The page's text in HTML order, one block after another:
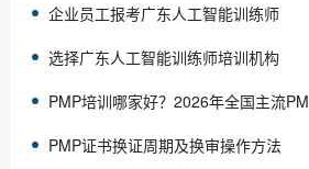
企业员工报考广东人工智能训练师
选择广东人工智能训练师培训机构
PMP培训哪家好？2026年全国主流PM
PMP证书换证周期及换审操作方法